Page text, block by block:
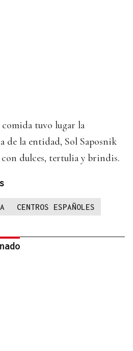
tuvo lugar la
de la entidad, Sol Saposnik
dulces, tertulia y brindis.
CENTROS ESPAÑOLES